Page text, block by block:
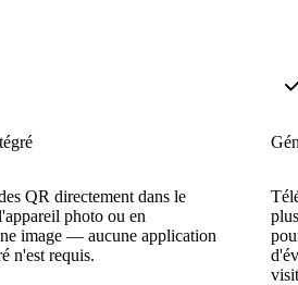
QR directement dans le
photo ou en
image — aucune application
n'est requis.